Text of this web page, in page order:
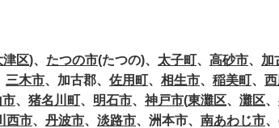
津区)、 たつの市(たつの)、 太子町、 高砂市、 加
三木市、加古郡、 佐用町、 相生市、 稲美町、
市、 猪名川町、 明石市、 神戸市(東灘区、 灘区、
西市、 丹波市、 淡路市、洲本市、 南あわじ市